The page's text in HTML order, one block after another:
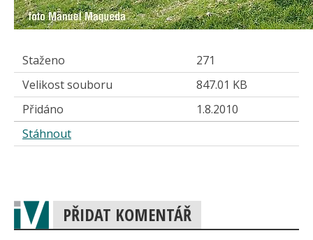
Staženo
271
Velikost souboru
847.01 KB
Přidáno
1.8.2010
Stáhnout
PŘIDAT KOMENTÁŘ